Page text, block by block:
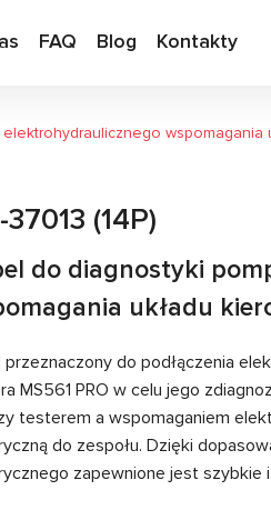
FAQ Blog Kontakty
wspomagania
37013 (14P)
do diagnostyki
układu
przeznaczony do podłączenia
MS561 PRO w celu jego
testerem a wspomaganiem
do zespołu. Dzięki
zapewnione jest szybkie